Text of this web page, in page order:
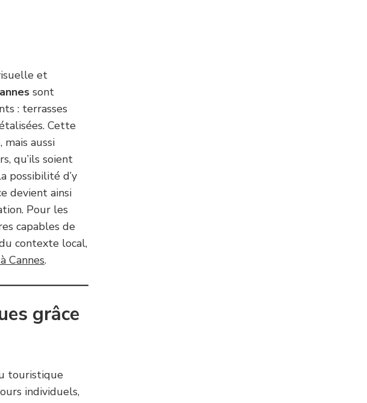
et
sont
: terrasses
Cette
aussi
qu’ils soient
possibilité d’y
devient ainsi
Pour les
capables de
contexte local,
Cannes.
grâce
touristique
individuels,